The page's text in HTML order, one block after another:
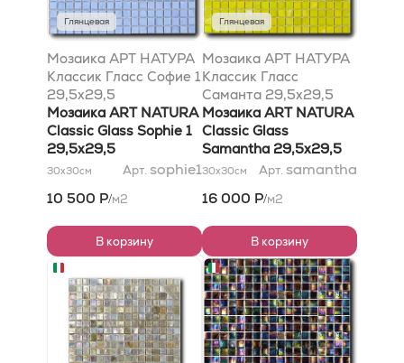
Глянцевая
Мозаика АРТ НАТУРА
Классик Гласс Софие 1
29,5x29,5
Мозаика ART NATURA
Classic Glass Sophie 1
29,5x29,5
30x30см Арт. sophie1
10 500 Р/м2
В корзину
Глянцевая
Мозаика АРТ НАТУРА
Классик Гласс
Саманта 29,5x29,5
Мозаика ART NATURA
Classic Glass
Samantha 29,5x29,5
30x30см Арт. samantha
16 000 Р/м2
В корзину